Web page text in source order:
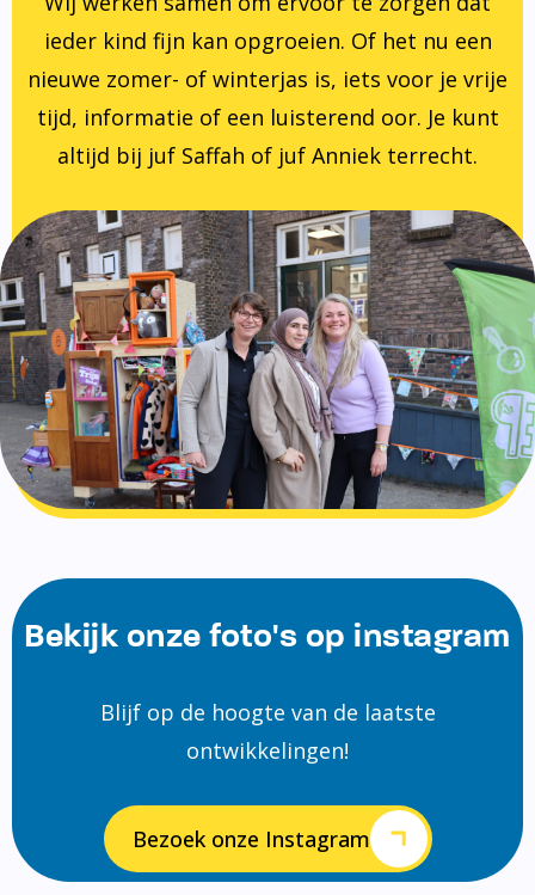
ieder kind fijn kan opgroeien. Of het nu een
nieuwe zomer- of winterjas is, iets voor je vrije
tijd, informatie of een luisterend oor. Je kunt
altijd bij juf Saffah of juf Anniek terrecht.
Bekijk onze foto's op instagram
Blijf op de hoogte van de laatste
ontwikkelingen!
Bezoek onze Instagram